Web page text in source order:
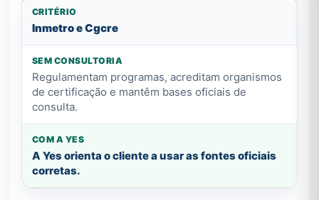
Inmetro e Cgcre
Regulamentam programas, acreditam organismos
de certificação e mantêm bases oficiais de
consulta.
A Yes orienta o cliente a usar as fontes oficiais
corretas.